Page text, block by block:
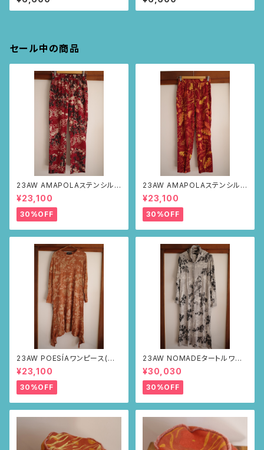
セール中の商品
23AW AMAPOLAステンシルパ
ンツ(ボルドー・サボテンの山道
柄)
¥23,100
30%OFF
23AW AMAPOLAステンシルパ
ンツ(ボルドー・リーフ柄)
¥23,100
30%OFF
23AW POESÍAワンピース(ブラ
ウン・サボテンの山道柄)
¥23,100
30%OFF
23AW NOMADEタートルワン
ピース(メランジグレー・サボテ
ンの山道柄)
¥30,030
30%OFF